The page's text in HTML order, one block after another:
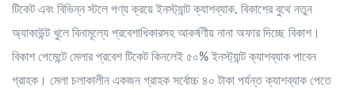
টিকেট এবং বিভিন্ন স্টলে পণ্য ক্রয়ে ইনস্ট্যান্ট ক্যাশব্যাক, বিকাশের বুথে নতুন
অ্যাকাউন্ট খুলে বিনামূল্যে প্রবেশাধিকারসহ আকর্ষণীয় নানা অফার দিচ্ছে বিকাশ।
বিকাশ পেমেন্টে মেলার প্রবেশ টিকেট কিনলেই ৫০% ইনস্ট্যান্ট ক্যাশব্যাক পাবেন
গ্রাহক। মেলা চলাকালীন একজন গ্রাহক সর্বোচ্চ ৪০ টাকা পর্যন্ত ক্যাশব্যাক পেতে